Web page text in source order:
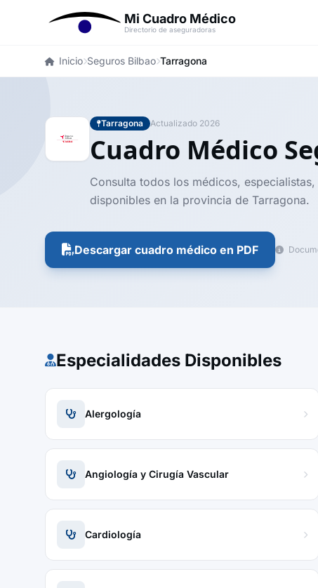
Mi Cuadro Médico
Directorio de aseguradoras
Inicio Seguros Bilbao Tarragona
Tarragona Actualizado 2026
Cuadro Médico
Consulta todos los médicos,
disponibles en la provincia de Tarragona.
Descargar cuadro médico en PDF
Especialidades Disponibles
Alergología
Angiología y Cirugía Vascular
Cardiología